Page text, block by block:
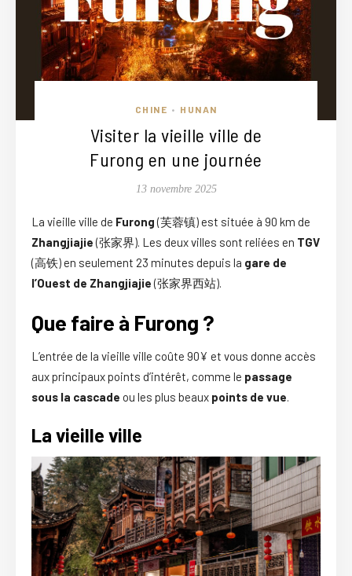
CHINE • HUNAN
Visiter la vieille ville de
Furong en une journée
13 novembre 2025
La vieille ville de Furong(芙蓉镇) est située à 90 km de
Zhangjiajie(张家界). Les deux villes sont reliées en TGV
(高铁) en seulement 23 minutes depuis la gare de
l’Ouest de Zhangjiajie(张家界西站).
Que faire à Furong ?
L’entrée de la vieille ville coûte 90¥ et vous donne accès
aux principaux points d’intérêt, comme le passage
sous la cascade ou les plus beaux points de vue
La vieille ville